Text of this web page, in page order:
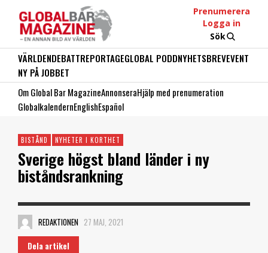
Prenumerera
Logga in
Sök
VÄRLDENDEBATTREPORTAGEGLOBAL PODDNYHETSBREVEVENT
NY PÅ JOBBET
Om Global Bar MagazineAnnonseraHjälp med prenumeration
GlobalkalendernEnglishEspañol
BISTÅND NYHETER I KORTHET
Sverige högst bland länder i ny
biståndsrankning
REDAKTIONEN 27 MAJ, 2021
Dela artikel